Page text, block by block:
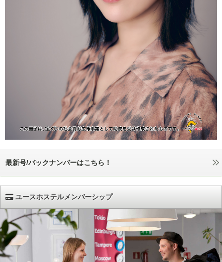
最新号/バックナンバーはこちら！
ユースホステルメンバーシップ